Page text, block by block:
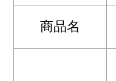
商品名